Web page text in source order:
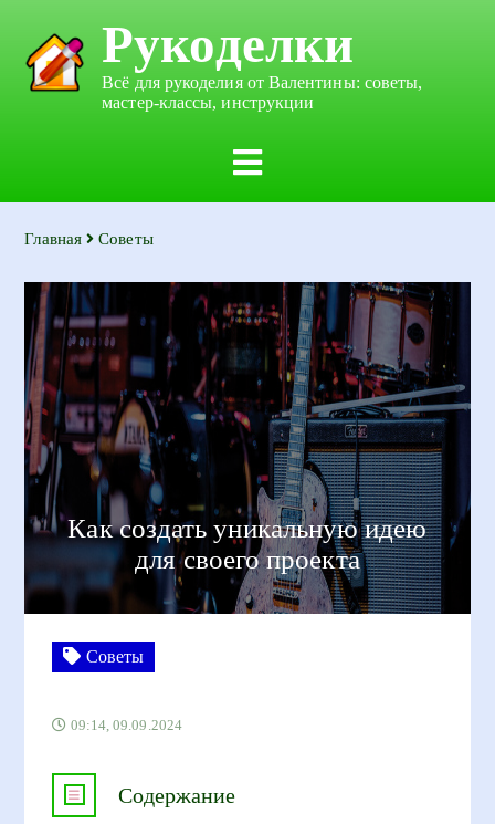
Рукоделки
Всё для рукоделия от Валентины: советы,
мастер-классы, инструкции
Главная Советы
Как создать уникальную идею
для своего проекта
Советы
09:14, 09.09.2024
Содержание